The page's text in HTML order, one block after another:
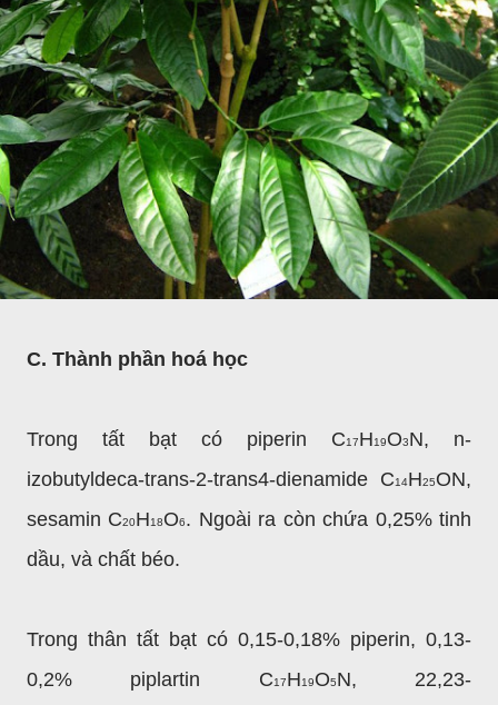
C. Thành phần hoá học
Trong tất bạt có piperin C17H19O3N, n-
izobutyldeca-trans-2-trans4-dienamide C14H25ON,
sesamin C20H18O6. Ngoài ra còn chứa 0,25% tinh
dầu, và chất béo.
Trong thân tất bạt có 0,15-0,18% piperin, 0,13-
0,2% piplartin C17H19O5N, 22,23-